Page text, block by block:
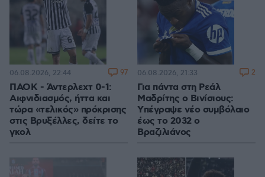
ΠΑΟΚ - Άντερλεχτ 0-1:
Αιφνιδιασμός, ήττα και
τώρα «τελικός» πρόκρισης
στις Βρυξέλλες, δείτε το
γκολ
06.08.2026, 22:44 97
Για πάντα στη Ρεάλ
Μαδρίτης ο Βινίσιους:
Yπέγραψε νέο συμβόλαιο
έως το 2032 ο
Βραζιλιάνος
06.08.2026, 21:33 2